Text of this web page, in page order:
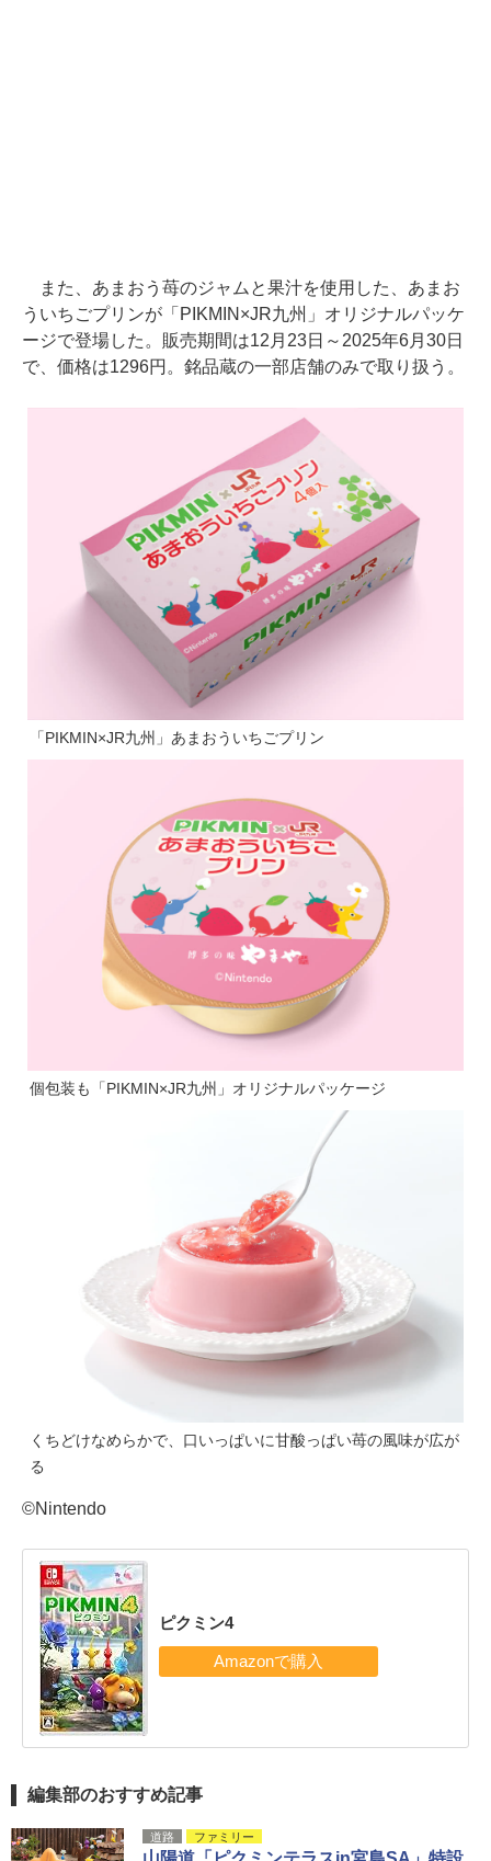
また、あまおう苺のジャムと果汁を使用した、あまお
ういちごプリンが「PIKMIN×JR九州」オリジナルパッケ
ージで登場した。販売期間は12月23日～2025年6月30日
で、価格は1296円。銘品蔵の一部店舗のみで取り扱う。
「PIKMIN×JR九州」あまおういちごプリン
個包装も「PIKMIN×JR九州」オリジナルパッケージ
くちどけなめらかで、口いっぱいに甘酸っぱい苺の風味が広が
る
©Nintendo
ピクミン4
編集部のおすすめ記事
道路 ファミリー